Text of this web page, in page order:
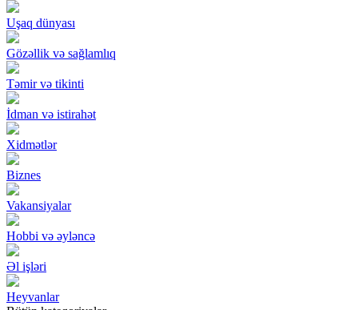
Uşaq dünyası
Gözəllik və sağlamlıq
Təmir və tikinti
İdman və istirahət
Xidmətlər
Biznes
Vakansiyalar
Hobbi və əyləncə
Əl işləri
Heyvanlar